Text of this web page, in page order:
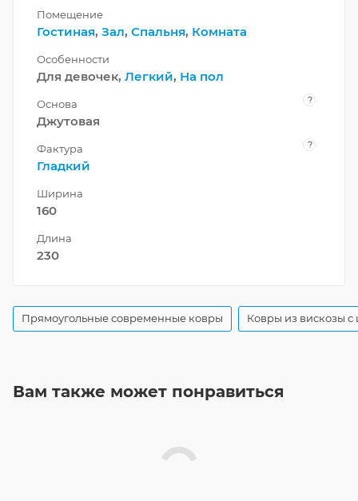
Помещение
Гостиная, Зал, Спальня, Комната
Особенности
Для девочек, Легкий, На пол
Основа ?
Джутовая
Фактура ?
Гладкий
Ширина
160
Длина
230
Прямоугольные современные ковры Ковры из вискозы с
Вам также может понравиться